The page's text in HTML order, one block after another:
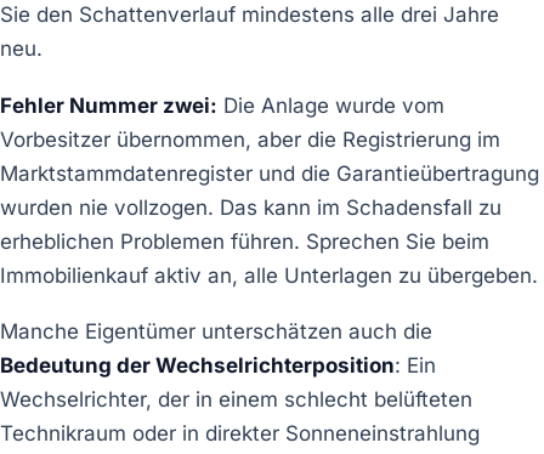
Sie den Schattenverlauf mindestens alle drei Jahre
neu.
Fehler Nummer zwei: Die Anlage wurde vom
Vorbesitzer übernommen, aber die Registrierung im
Marktstammdatenregister und die Garantieübertragung
wurden nie vollzogen. Das kann im Schadensfall zu
erheblichen Problemen führen. Sprechen Sie beim
Immobilienkauf aktiv an, alle Unterlagen zu übergeben.
Manche Eigentümer unterschätzen auch die
Bedeutung der Wechselrichterposition: Ein
Wechselrichter, der in einem schlecht belüfteten
Technikraum oder in direkter Sonneneinstrahlung